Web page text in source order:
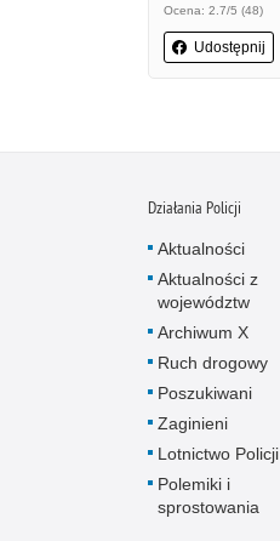
Ocena: 2.7/5 (48)
Udostępnij
Działania Policji
Aktualności
Aktualności z
województw
Archiwum X
Ruch drogowy
Poszukiwani
Zaginieni
Lotnictwo Policji
Polemiki i
sprostowania